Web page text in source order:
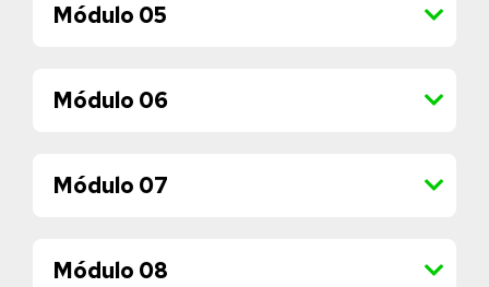
Módulo 05
Módulo 06
Módulo 07
Módulo 08